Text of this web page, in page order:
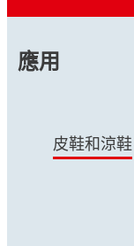
應用
皮鞋和涼鞋